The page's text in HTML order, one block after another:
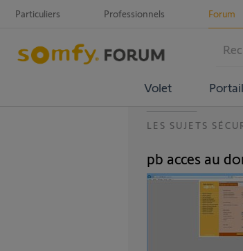
Particuliers Professionnels Forum
Volet Portail
LES SUJETS
pb acces au